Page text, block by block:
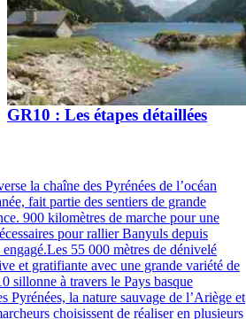
GR10 : Les étapes détaillées
la chaîne des Pyrénées de l’océan
fait partie des sentiers de grande
900 kilomètres de marche pour une
pour rallier Banyuls depuis
55 000 mètres de dénivelé
et gratifiante avec une grande variété de
sillonne à travers le Pays basque
Pyrénées, la nature sauvage de l’Ariège et
choisissent de réaliser en plusieurs